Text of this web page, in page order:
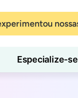
Especialize-